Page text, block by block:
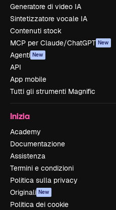
Generatore di video IA
Sintetizzatore vocale IA
Contenuti stock
MCP per Claude/ChatGPT New
Agenti New
API
App mobile
Tutti gli strumenti Magnific
Inizia
Academy
Documentazione
Assistenza
Termini e condizioni
Politica sulla privacy
Originali New
Politica dei cookie